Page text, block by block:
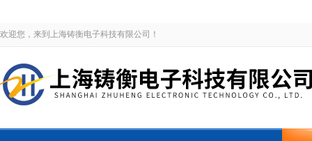
欢迎您，来到上海铸衡电子科技有限公司！